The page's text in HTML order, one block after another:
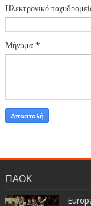
Ηλεκτρονικό
Μήνυμα *
ΠΑΟΚ